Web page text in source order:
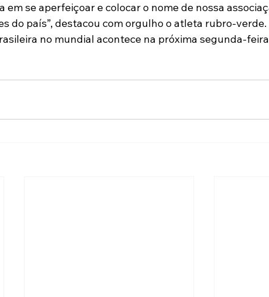
em se aperfeiçoar e colocar o nome de nossa
do país”, destacou com orgulho o atleta rubro-verde.
no mundial acontece na próxima segunda-